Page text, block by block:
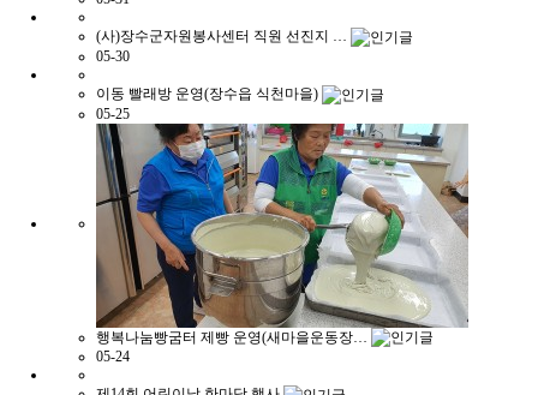
(사)장수군자원봉사센터 직원 선진지 …
05-30
이동 빨래방 운영(장수읍 식천마을)
05-25
행복나눔빵굼터 제빵 운영(새마을운동장…
05-24